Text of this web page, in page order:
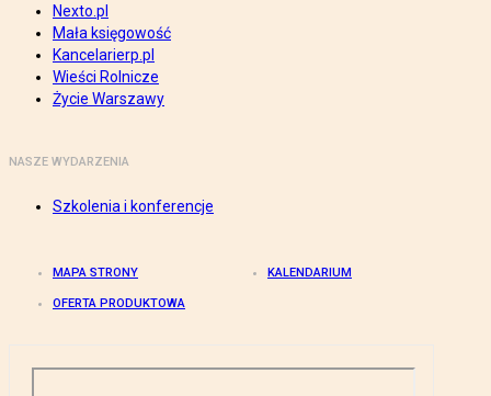
Nexto.pl
Mała księgowość
Kancelarierp.pl
Wieści Rolnicze
Życie Warszawy
NASZE WYDARZENIA
Szkolenia i konferencje
MAPA STRONY KALENDARIUM
OFERTA PRODUKTOWA